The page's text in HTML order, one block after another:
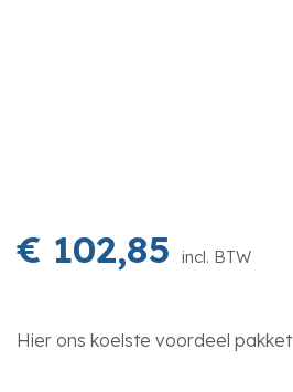
€ 102,85 incl. BTW
Hier ons koelste voordeel pakket